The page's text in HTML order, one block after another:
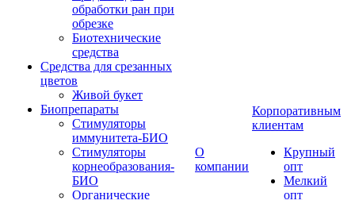
обработки ран при
обрезке
Биотехнические
средства
Средства для срезанных
цветов
Живой букет
Биопрепараты
Стимуляторы
иммунитета-БИО
Стимуляторы
корнеобразования-
БИО
Органические
О
компании
Корпоративным
клиентам
Крупный
опт
Мелкий
опт